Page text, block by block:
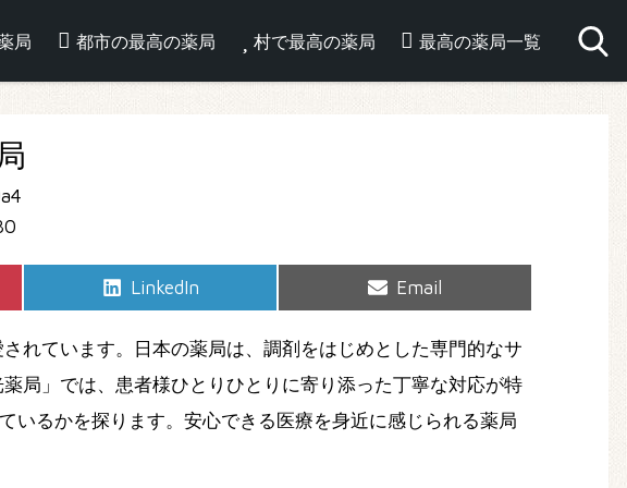
局 都市の最高の薬局 村で最高の薬局 最高の薬局一覧
Share
LinkedIn
Share
Email
れています。日本の薬局は、調剤をはじめとした専門的なサ
局」では、患者様ひとりひとりに寄り添った丁寧な対応が特
いるかを探ります。安心できる医療を身近に感じられる薬局